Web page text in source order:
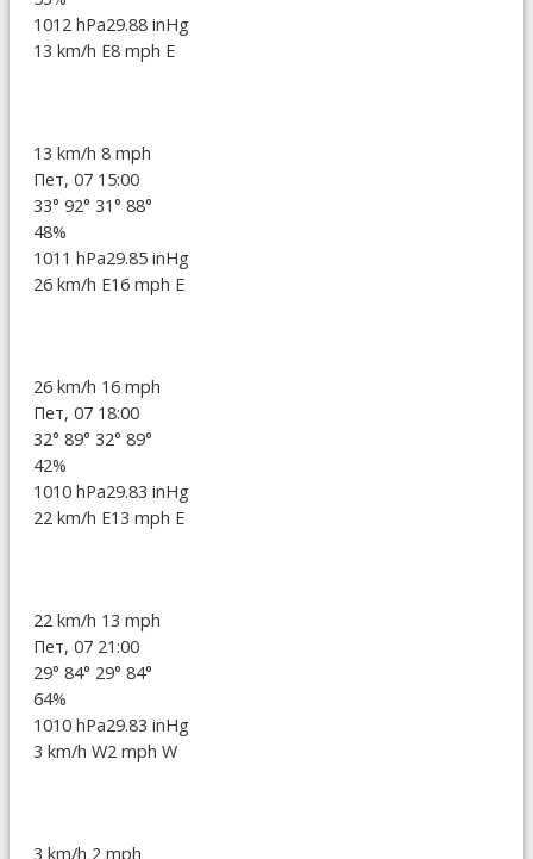
1012 hPa29.88 inHg
13 km/h E8 mph E
13 km/h 8 mph
Пет, 07 15:00
33° 92° 31° 88°
48%
1011 hPa29.85 inHg
26 km/h E16 mph E
26 km/h 16 mph
Пет, 07 18:00
32° 89° 32° 89°
42%
1010 hPa29.83 inHg
22 km/h E13 mph E
22 km/h 13 mph
Пет, 07 21:00
29° 84° 29° 84°
64%
1010 hPa29.83 inHg
3 km/h W2 mph W
3 km/h 2 mph